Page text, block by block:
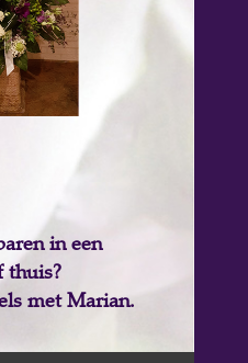
in een
thuis?
met Marian.